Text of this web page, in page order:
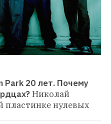
Park 20 лет. Почему
Николай
пластинке нулевых